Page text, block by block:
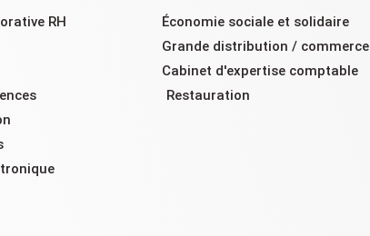
RH
Économie sociale et solidaire
Grande distribution / commerce
Cabinet d'expertise comptable
Restauration